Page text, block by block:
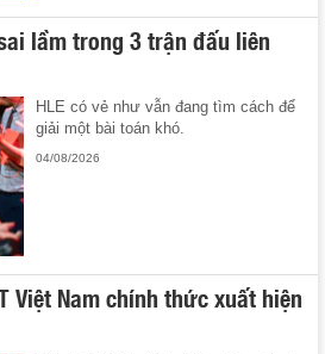
lầm trong 3 trận đấu liên
HLE có vẻ như vẫn đang tìm cách để
giải một bài toán khó.
04/08/2026
Việt Nam chính thức xuất hiện